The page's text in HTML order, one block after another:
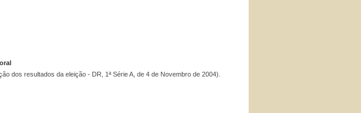
dos resultados da eleição - DR, 1ª Série A, de 4 de Novembro de 2004).